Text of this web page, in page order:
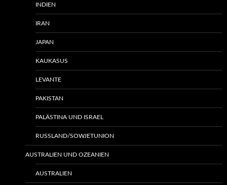
INDIEN
IRAN
JAPAN
KAUKASUS
LEVANTE
PAKISTAN
PALÄSTINA UND ISRAEL
RUSSLAND/SOWJETUNION
AUSTRALIEN UND OZEANIEN
AUSTRALIEN